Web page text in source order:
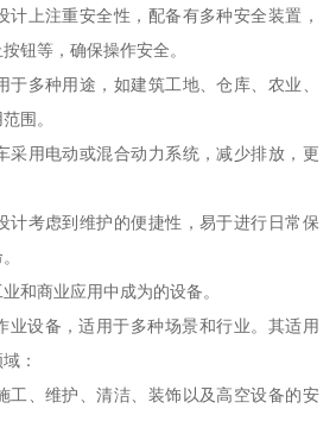
计上注重安全性，配备有多种安全装置，
钮等，确保操作安全。
于多种用途，如建筑工地、仓库、农业、
围。
采用电动或混合动力系统，减少排放，更
计考虑到维护的便捷性，易于进行日常保
和商业应用中成为的设备。
业设备，适用于多种场景和行业。其适用
：
工、维护、清洁、装饰以及高空设备的安